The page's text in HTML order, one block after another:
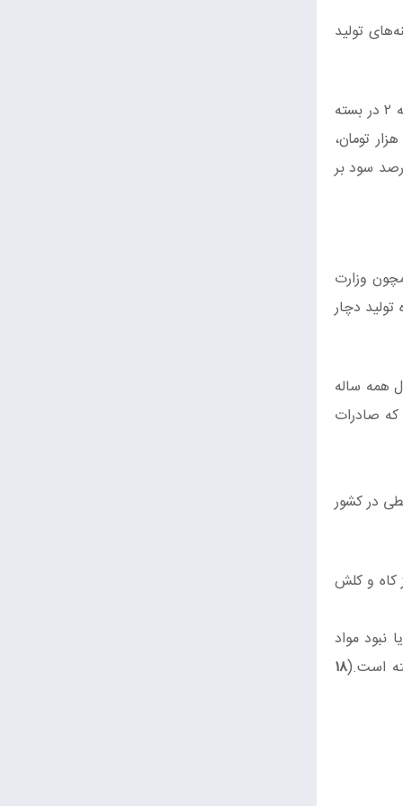
هزینه‌های تولید
این مقام مسئول قیمت کنونی هر کیلو قارچ درجه یک در بسته بندی‌های ۳ و ۵ کیلویی درب مزرعه را ۳۵ هزار تومان، قارچ درجه ۲ در بسته
بندی‌های ۳ و ۵ کیلویی را ۳۳ هزار و ۷۵۰ تومان، قارچ بسته بندی ۲۰۰ گرمی را ۱۰ هزار و ۱۸۷ تومان، قارچ ۴۰۰ گرمی بسته را ۲۰ هزار تومان،
تومان و یک هزار گرمی را ۲۶ هزار و ۸۷۵ تومان اعلام کرد و افزود: واحدهای صنفی ۲۰ تا ۲۵ درصد سود بر
وزارت
دچار
همه ساله
که صادرات
در کشور
کاه و کلش
نبود مواد
۱۸